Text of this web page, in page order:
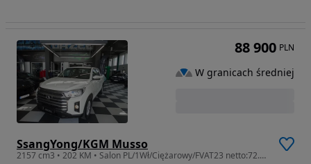
SsangYong/KGM Musso
2157 cm3 • 202 KM • Salon PL/1Wł/Ciężarowy/FVAT23 netto:72.276/Grand/4X4/Manual/Hak(2,6T)
88 900 PLN
W granicach średniej